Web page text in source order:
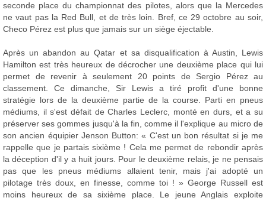
seconde place du championnat des pilotes, alors que la Mercedes
ne vaut pas la Red Bull, et de très loin. Bref, ce 29 octobre au soir,
Checo Pérez est plus que jamais sur un siège éjectable.
Après un abandon au Qatar et sa disqualification à Austin, Lewis
Hamilton est très heureux de décrocher une deuxième place qui lui
permet de revenir à seulement 20 points de Sergio Pérez au
classement. Ce dimanche, Sir Lewis a tiré profit d'une bonne
stratégie lors de la deuxième partie de la course. Parti en pneus
médiums, il s'est défait de Charles Leclerc, monté en durs, et a su
préserver ses gommes jusqu'à la fin, comme il l'explique au micro de
son ancien équipier Jenson Button: « C'est un bon résultat si je me
rappelle que je partais sixième ! Cela me permet de rebondir après
la déception d'il y a huit jours. Pour le deuxième relais, je ne pensais
pas que les pneus médiums allaient tenir, mais j'ai adopté un
pilotage très doux, en finesse, comme toi ! » George Russell est
moins heureux de sa sixième place. Le jeune Anglais exploite